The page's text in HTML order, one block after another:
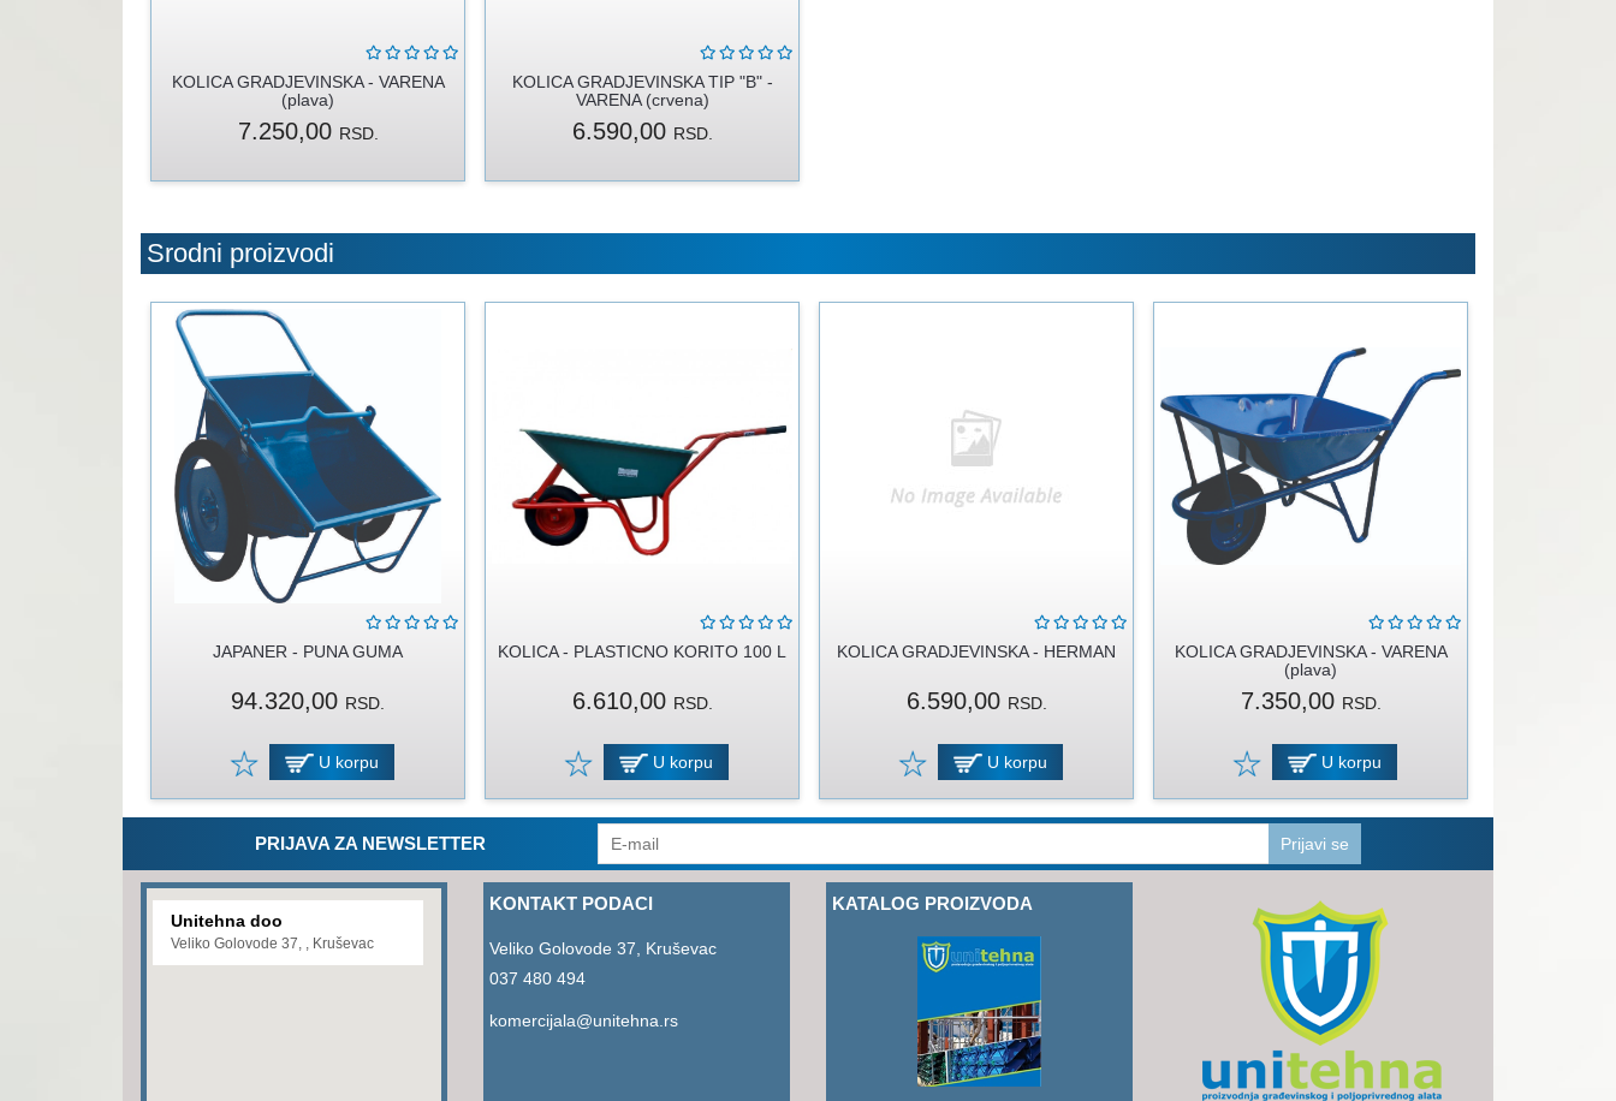
KOLICA GRADJEVINSKA - VARENA
(plava)
7.250,00 RSD.
KOLICA GRADJEVINSKA TIP "B" -
VARENA (crvena)
6.590,00 RSD.
Srodni proizvodi
JAPANER - PUNA GUMA
94.320,00 RSD.
U korpu
KOLICA - PLASTICNO KORITO 100 L
6.610,00 RSD.
U korpu
KOLICA GRADJEVINSKA - HERMAN
6.590,00 RSD.
U korpu
KOLICA GRADJEVINSKA - VARENA
(plava)
7.350,00 RSD.
U korpu
PRIJAVA ZA NEWSLETTER Prijavi se
Unitehna doo
Veliko Golovode 37, , Kruševac
KONTAKT PODACI
Veliko Golovode 37, Kruševac
037 480 494
komercijala@unitehna.rs
KATALOG PROIZVODA